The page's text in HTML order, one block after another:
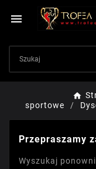

sportowe
Przepraszamy
Wyszukaj